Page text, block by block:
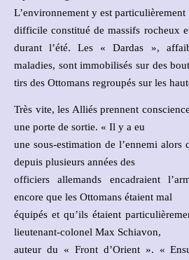
L’environnement y est
difficile constitué de massifs rocheux
durant l’été. Les « Dardas »,
maladies, sont immobilisés sur des
tirs des Ottomans regroupés sur les
Très vite, les Alliés prennent
une porte de sortie. « Il y a eu
une sous-estimation de l’ennemi alors
depuis plusieurs années des
officiers allemands encadraient
encore que les Ottomans étaient mal
équipés et qu’ils étaient
lieutenant-colonel Max Schiavon,
auteur du « Front d’Orient ». «